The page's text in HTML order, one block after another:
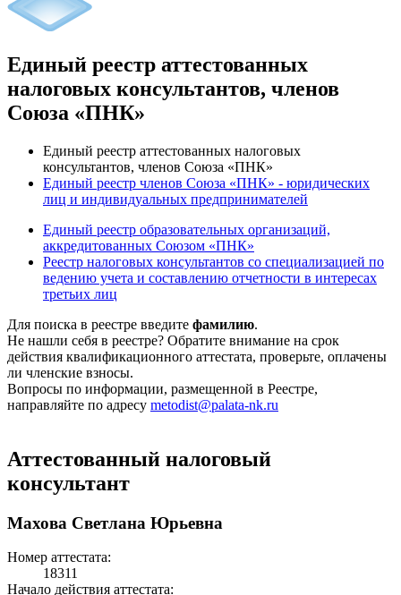
Единый реестр аттестованных
налоговых консультантов, членов
Союза «ПНК»
Единый реестр аттестованных налоговых
консультантов, членов Союза «ПНК»
Единый реестр членов Союза «ПНК» - юридических
лиц и индивидуальных предпринимателей
Единый реестр образовательных организаций,
аккредитованных Союзом «ПНК»
Реестр налоговых консультантов со специализацией по
ведению учета и составлению отчетности в интересах
третьих лиц
Для поиска в реестре введите фамилию.
Не нашли себя в реестре? Обратите внимание на срок
действия квалификационного аттестата, проверьте, оплачены
ли членские взносы.
Вопросы по информации, размещенной в Реестре,
направляйте по адресу metodist@palata-nk.ru
Аттестованный налоговый
консультант
Махова Светлана Юрьевна
Номер аттестата:
18311
Начало действия аттестата: